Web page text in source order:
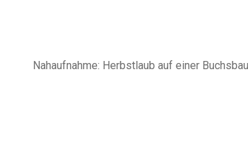
Nahaufnahme: Herbstlaub auf einer